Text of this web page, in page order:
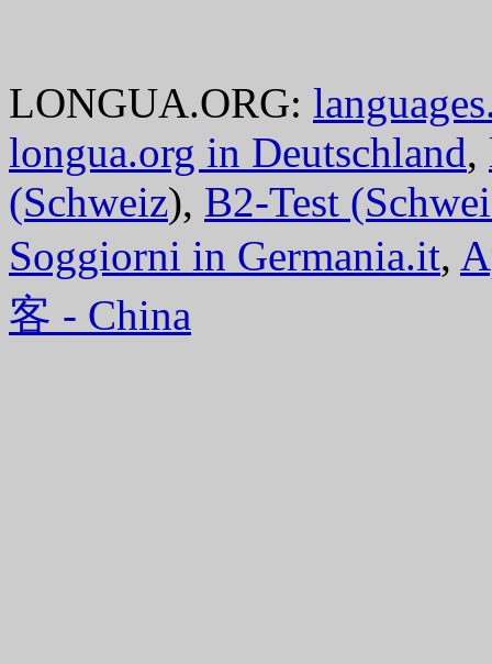
LONGUA.ORG:
longua.org in Deutschland,
(Schweiz), B2-Test
Soggiorni in Germania.it,
客 - China